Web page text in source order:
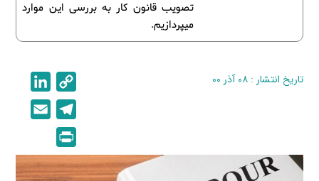
تصویب قانون کار به بررسی این موارد
می­پردازیم.
تاریخ انتشار : ۰۸ آذر ۰۰
o
p
y
L
i
n
e
e
l
e
i
r
i